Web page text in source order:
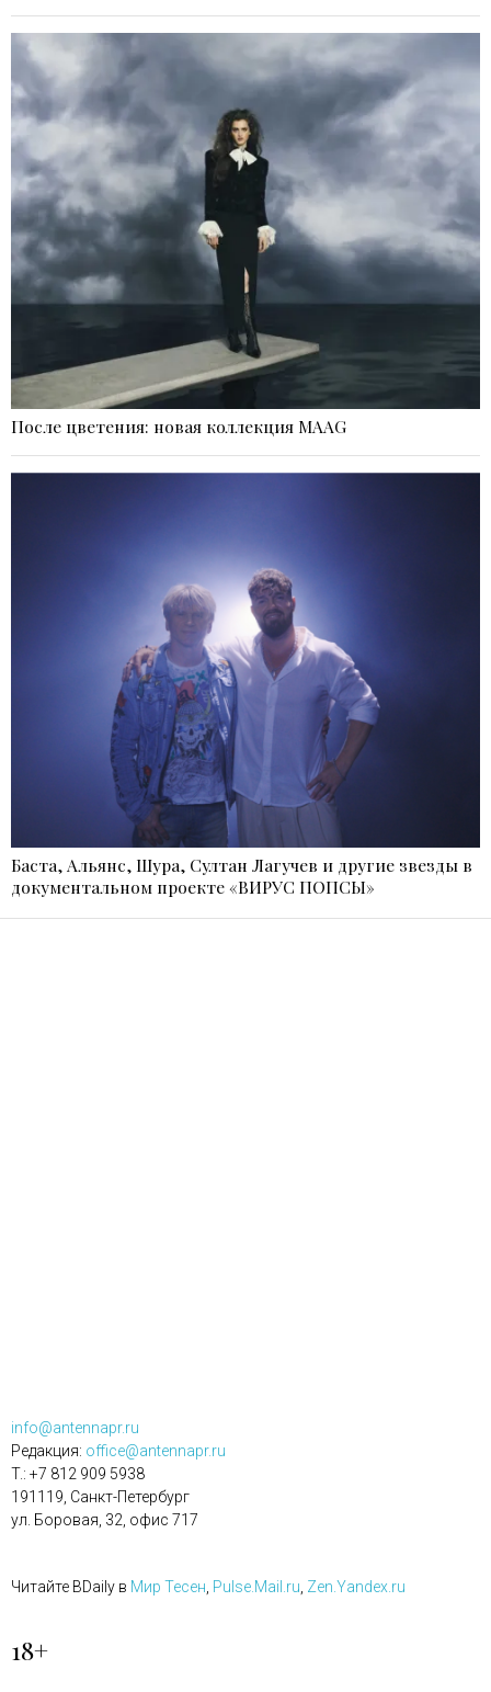
После цветения: новая коллекция MAAG
Баста, Альянс, Шура, Султан Лагучев и другие звезды в
документальном проекте «ВИРУС ПОПСЫ»
info@antennapr.ru
Редакция: office@antennapr.ru
T.: +7 812 909 5938
191119, Санкт-Петербург
ул. Боровая, 32, офис 717
Читайте BDaily в Мир Тесен Pulse.Mail.ru Zen.Yandex.ru
18+